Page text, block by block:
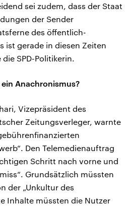
sei zudem, dass der Staat
der Sender
des öffentlich-
ist gerade in diesen Zeiten
SPD-Politikerin.
Anachronismus?
Vizepräsident des
Zeitungsverleger, warnte
Den Telemedienauftrag
Schritt nach vorne und
Grundsätzlich müssten
der „Unkultur des
Inhalte müssten die Nutzer